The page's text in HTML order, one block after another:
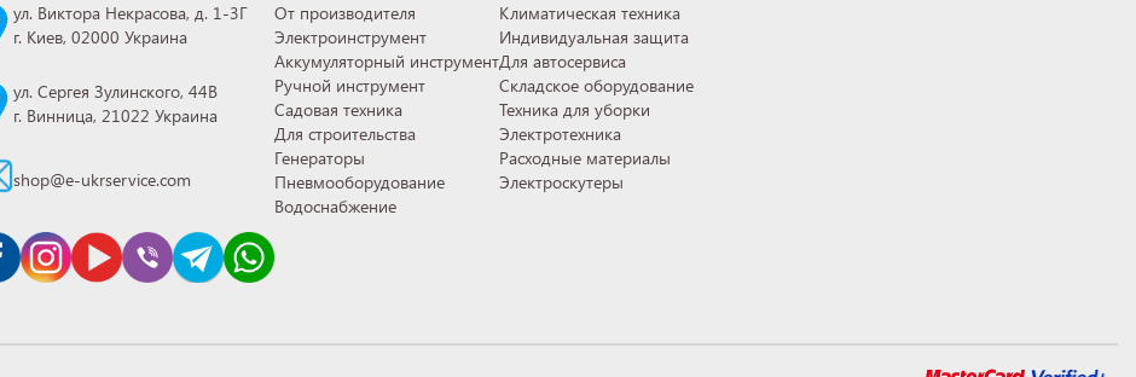
ул. Виктора Некрасова, д. 1-3Г
г. Киев, 02000 Украина
ул. Сергея Зулинского, 44В
г. Винница, 21022 Украина
shop@e-ukrservice.com
От производителя
Электроинструмент
Аккумуляторный инструмент
Ручной инструмент
Садовая техника
Для строительства
Генераторы
Пневмооборудование
Водоснабжение
Климатическая техника
Индивидуальная защита
Для автосервиса
Складское оборудование
Техника для уборки
Электротехника
Расходные материалы
Электроскутеры